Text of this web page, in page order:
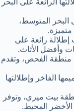
الرائعة على البحر
البحر المتوسط،
إطلالة رائعة على
وأفضل الأثاث.
منطقة الفحص، وتقدم
الفاخر وإطلالتها
بيت ميري، وتوفر
الأخضر المحيط.